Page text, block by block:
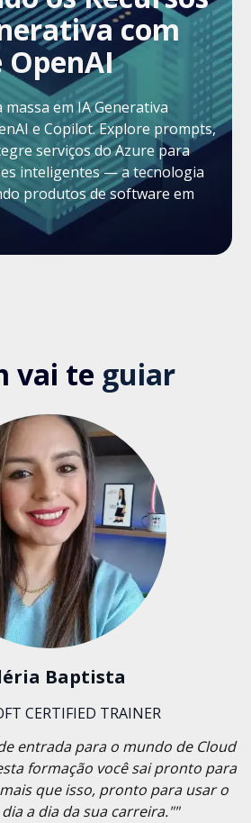
com
OpenAI
em IA Generativa
e Copilot. Explore prompts,
serviços do Azure para
inteligentes — a tecnologia
produtos de software em
vai te guiar
Baptista
CERTIFIED TRAINER
entrada para o mundo de Cloud
formação você sai pronto para
que isso, pronto para usar o
a dia da sua carreira.""